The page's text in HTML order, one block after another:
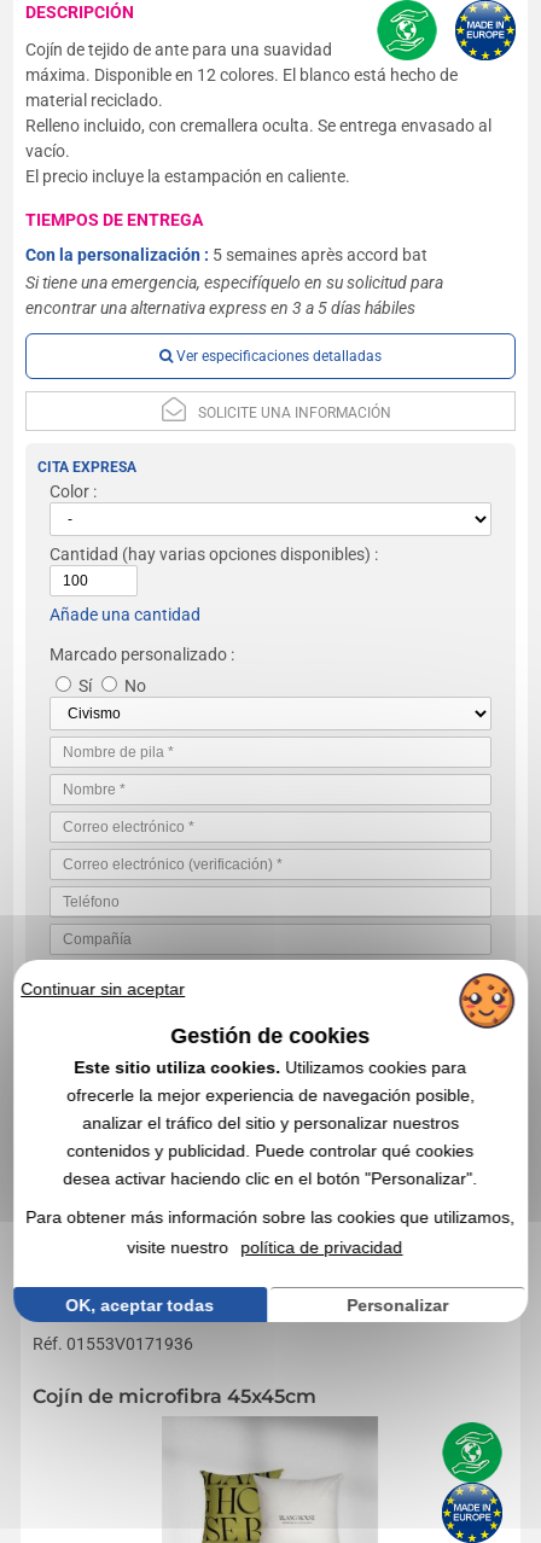
DESCRIPCIÓN
Cojín de tejido de ante para una suavidad
máxima. Disponible en 12 colores. El blanco está hecho de
material reciclado.
Relleno incluido, con cremallera oculta. Se entrega envasado al
vacío.
El precio incluye la estampación en caliente.
TIEMPOS DE ENTREGA
Con la personalización : 5 semaines après accord bat
Si tiene una emergencia, especifíquelo en su solicitud para
encontrar una alternativa express en 3 a 5 días hábiles
Ver especificaciones detalladas
SOLICITE UNA INFORMACIÓN
CITA EXPRESA
Color :
Cantidad (hay varias opciones disponibles) :
Añade una cantidad
Marcado personalizado :
Sí
No
VALIDE SU SOLICITUD DE COTIZACIÓN
Al enviarnos su solicitud de cotización, acepta nuestras
condiciones generales de uso y nuestra política de privacidad de
EN ESTA CATEGORÍA, ESTOS ARTÍCULOS
PROMOCIONALES TAMBIÉN PUEDEN
Réf. 01553V0171936
Cojín de microfibra 45x45cm
Continuar sin aceptar
Gestión de cookies
Este sitio utiliza cookies. Utilizamos cookies para
ofrecerle la mejor experiencia de navegación posible,
analizar el tráfico del sitio y personalizar nuestros
contenidos y publicidad. Puede controlar qué cookies
desea activar haciendo clic en el botón "Personalizar".
Para obtener más información sobre las cookies que utilizamos,
visite nuestro
política de privacidad
OK, aceptar todas Personalizar